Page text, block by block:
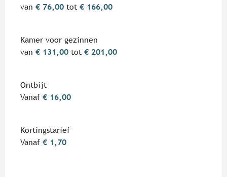
van € 76,00 tot € 166,00
Kamer voor gezinnen
van € 131,00 tot € 201,00
Ontbijt
Vanaf € 16,00
Kortingstarief
Vanaf € 1,70